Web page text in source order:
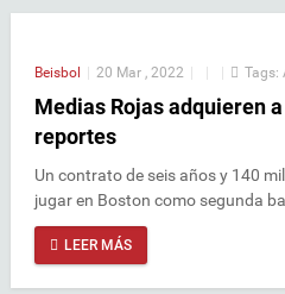
Beisbol | 20 Mar , 2022 | | | Tags:
Medias Rojas adquieren
reportes
Un contrato de seis años y 140
jugar en Boston como segunda
LEER MÁS